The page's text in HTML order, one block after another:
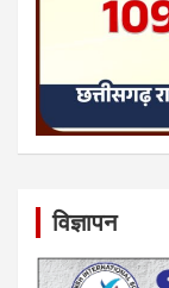
विज्ञापन